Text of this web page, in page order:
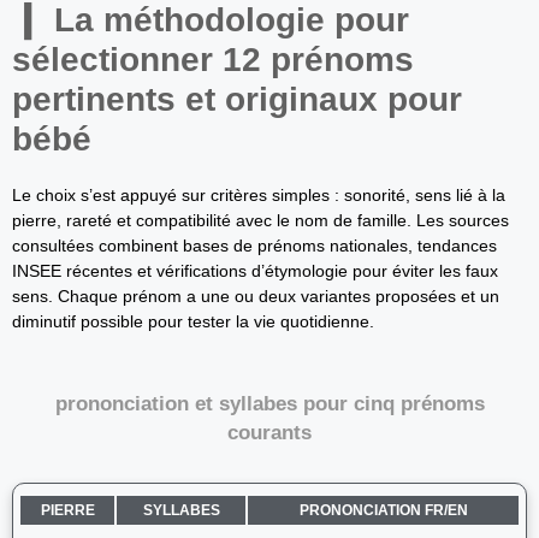
La méthodologie pour
sélectionner 12 prénoms
pertinents et originaux pour
bébé
Le choix s’est appuyé sur critères simples : sonorité, sens lié à la
pierre, rareté et compatibilité avec le nom de famille. Les sources
consultées combinent bases de prénoms nationales, tendances
INSEE récentes et vérifications d’étymologie pour éviter les faux
sens. Chaque prénom a une ou deux variantes proposées et un
diminutif possible pour tester la vie quotidienne.
prononciation et syllabes pour cinq prénoms
courants
PIERRE SYLLABES PRONONCIATION FR/EN